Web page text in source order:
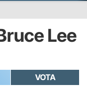
Lee
VOTA